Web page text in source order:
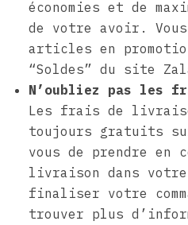
économies et de
de votre avoir.
articles en
“Soldes” du site
N’oubliez pas les
Les frais de
toujours gratuits
vous de prendre en
livraison dans votre
finaliser votre
trouver plus